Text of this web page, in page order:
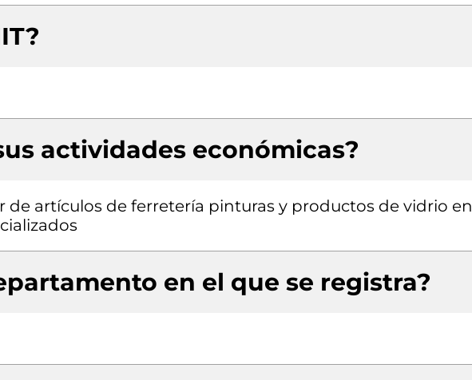
actividades económicas?
de artículos de ferretería pinturas y productos de vidrio en
en el que se registra?